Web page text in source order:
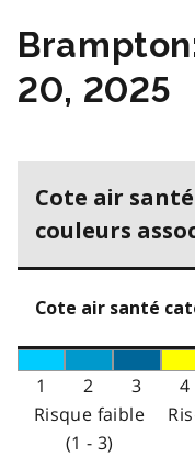
20, 2025
Cote air
couleurs
Cote air santé
1 2 3 4
Risque faible
(1 - 3)